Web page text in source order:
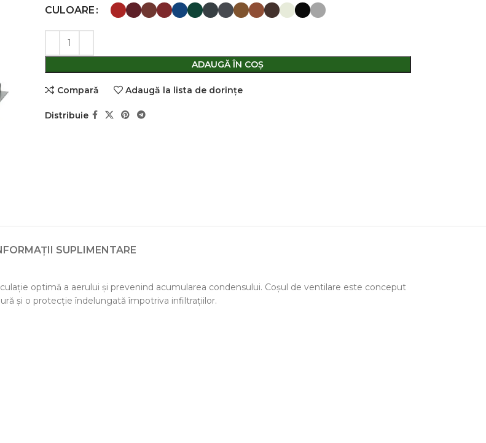
CULOARE
ADAUGĂ ÎN COȘ
Comparǎ Adaugă la lista de dorințe
Distribuie
SUPLIMENTARE
optimă a aerului și prevenind acumularea condensului. Coșul de ventilare este conceput
și o protecție îndelungată împotriva infiltrațiilor.